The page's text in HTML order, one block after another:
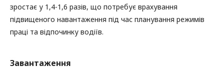
зростає у 1,4-1,6 разів, що потребує врахування
підвищеного навантаження під час планування режимів
праці та відпочинку водіїв.
Завантаження